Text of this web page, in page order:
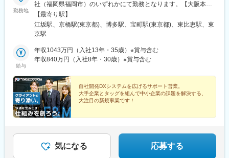
勤務地
社（福岡県福岡市）のいずれかにて勤務となります。【大阪本
社】大阪府吹田市江坂町1-23-38 F&Mビル【東京本社】東京都中
央区京橋1-2-5 京橋TDビル6F【福岡支社】福岡県福岡市博多区博
多駅東2-6-1九勧筑紫通ビル10F◎受動喫煙対策：屋内全面禁煙、
ります
【最寄り駅】
江坂駅、京橋駅(東京都)、博多駅、宝町駅(東京都)、東比恵駅、東
京駅
給与
年収1043万円（入社13年・35歳）※賞与含む
年収840万円（入社8年・30歳）※賞与含む
自社開発DXシステムを広げるサポート営業。
大手企業とタッグを組んで中小企業の課題を解決する、
大注目の新規事業です！
気になる 応募する